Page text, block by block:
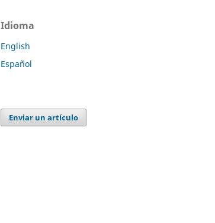
Idioma
English
Español
Enviar un artículo